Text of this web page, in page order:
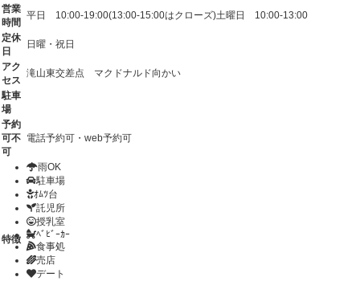
営業
時間
平日 10:00-19:00(13:00-15:00はクローズ)土曜日 10:00-13:00
定休
日
日曜・祝日
アク
セス
滝山東交差点 マクドナルド向かい
駐車
場
予約
可不
可
電話予約可・web予約可
特徴
雨OK
駐車場
ｵﾑﾂ台
託児所
授乳室
ﾍﾞﾋﾞｰｶｰ
食事処
売店
デート